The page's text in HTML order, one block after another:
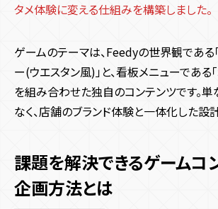
タメ体験に変える仕組みを構築しました。
ゲームのテーマは、Feedyの世界観である
ー(ウエスタン風)」と、看板メニューである
を組み合わせた独自のコンテンツです。
なく、店舗のブランド体験と一体化した設
課題を解決できるゲームコ
企画方法とは